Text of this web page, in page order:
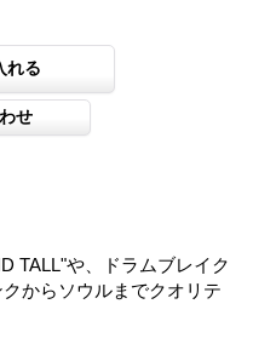
TALL"や、ドラムブレイク
からソウルまでクオリテ